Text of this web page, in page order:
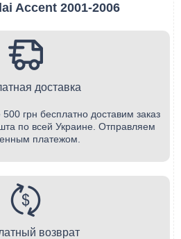
Accent 2001-2006
доставка
грн бесплатно доставим заказ
по всей Украине. Отправляем
платежом.
возврат